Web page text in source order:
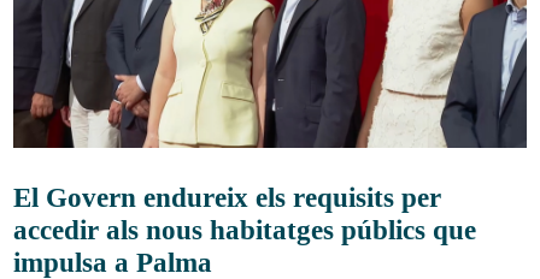
El Govern endureix els requisits per
accedir als nous habitatges públics que
impulsa a Palma